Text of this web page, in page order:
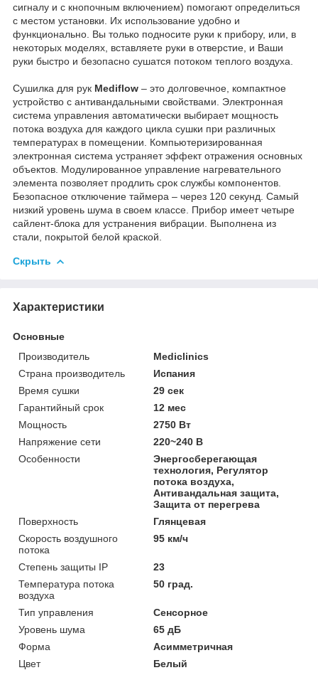
сигналу и с кнопочным включением) помогают определиться
с местом установки. Их использование удобно и
функционально. Вы только подносите руки к прибору, или, в
некоторых моделях, вставляете руки в отверстие, и Ваши
руки быстро и безопасно сушатся потоком теплого воздуха.
Сушилка для рук Mediflow – это долговечное, компактное
устройство с антивандальными свойствами. Электронная
система управления автоматически выбирает мощность
потока воздуха для каждого цикла сушки при различных
температурах в помещении. Компьютеризированная
электронная система устраняет эффект отражения основных
объектов. Модулированное управление нагревательного
элемента позволяет продлить срок службы компонентов.
Безопасное отключение таймера – через 120 секунд. Самый
низкий уровень шума в своем классе. Прибор имеет четыре
сайлент-блока для устранения вибрации. Выполнена из
стали, покрытой белой краской.
Скрыть
Характеристики
Основные
Производитель
Mediclinics
Страна производитель
Испания
Время сушки
29 сек
Гарантийный срок
12 мес
Мощность
2750 Вт
Напряжение сети
220~240 В
Особенности
Энергосберегающая
технология, Регулятор
потока воздуха,
Антивандальная защита,
Защита от перегрева
Поверхность
Глянцевая
Скорость воздушного
потока
95 км/ч
Степень защиты IP
23
Температура потока
воздуха
50 град.
Тип управления
Сенсорное
Уровень шума
65 дБ
Форма
Асимметричная
Цвет
Белый